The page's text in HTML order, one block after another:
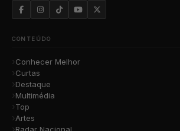
CONTEÚDO
Conhecer Melhor
Curtas
Destaque
Multimédia
Top
Artes
Radar Nacional